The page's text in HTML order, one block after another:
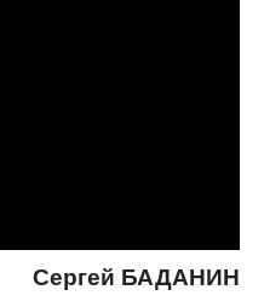
Сергей БАДАНИН